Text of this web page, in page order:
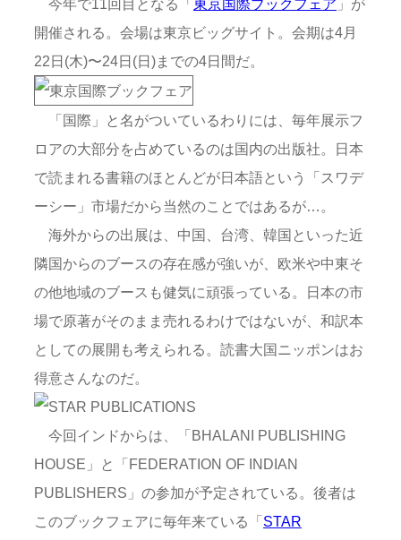
開催される。会場は東京ビッグサイト。会期は4月
22日(木)〜24日(日)までの4日間だ。
「国際」と名がついているわりには、毎年展示フ
ロアの大部分を占めているのは国内の出版社。日本
で読まれる書籍のほとんどが日本語という「スワデ
ーシー」市場だから当然のことではあるが…。
海外からの出展は、中国、台湾、韓国といった近
隣国からのブースの存在感が強いが、欧米や中東そ
の他地域のブースも健気に頑張っている。日本の市
場で原著がそのまま売れるわけではないが、和訳本
としての展開も考えられる。読書大国ニッポンはお
得意さんなのだ。
今回インドからは、「BHALANI PUBLISHING
HOUSE」と「FEDERATION OF INDIAN
PUBLISHERS」の参加が予定されている。後者は
このブックフェアに毎年来ている「STAR